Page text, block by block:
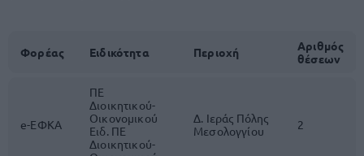
Φορέας Ειδικότητα Περιοχή
Αριθμός
θέσεων
e-ΕΦΚΑ
ΠΕ
Διοικητικού-
Οικονομικού
Ειδ. ΠΕ
Διοικητικού-
Δ. Ιεράς Πόλης
Μεσολογγίου
2